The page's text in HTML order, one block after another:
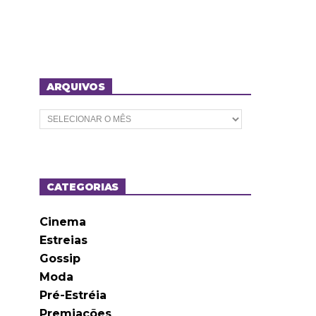
ARQUIVOS
A
r
o
sCATEGORIAS
Cinema
Estreias
Gossip
Moda
Pré-Estréia